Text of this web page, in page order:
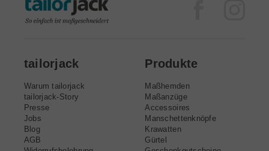
tailorjack
Warum tailorjack
tailorjack-Story
Presse
Jobs
Blog
AGB
Produkte
Maßhemden
Maßanzüge
Accessoires
Manschettenknöpfe
Krawatten
Gürtel